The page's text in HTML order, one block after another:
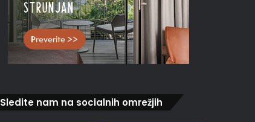
Sledite nam na socialnih omrežjih